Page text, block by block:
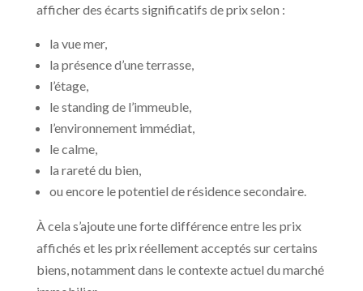
afficher des écarts significatifs de prix selon :
la vue mer,
la présence d’une terrasse,
l’étage,
le standing de l’immeuble,
l’environnement immédiat,
le calme,
la rareté du bien,
ou encore le potentiel de résidence secondaire.
À cela s’ajoute une forte différence entre les prix
affichés et les prix réellement acceptés sur certains
biens, notamment dans le contexte actuel du marché